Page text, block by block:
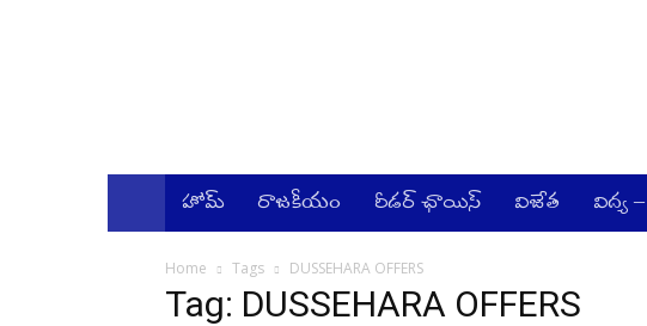
News
Website
and
Telangana
హోమ్ రాజ‌కీయం రీడర్ ఛాయిస్ విజేత విద్య
Home Tags DUSSEHARA OFFERS
Tag: DUSSEHARA OFFERS